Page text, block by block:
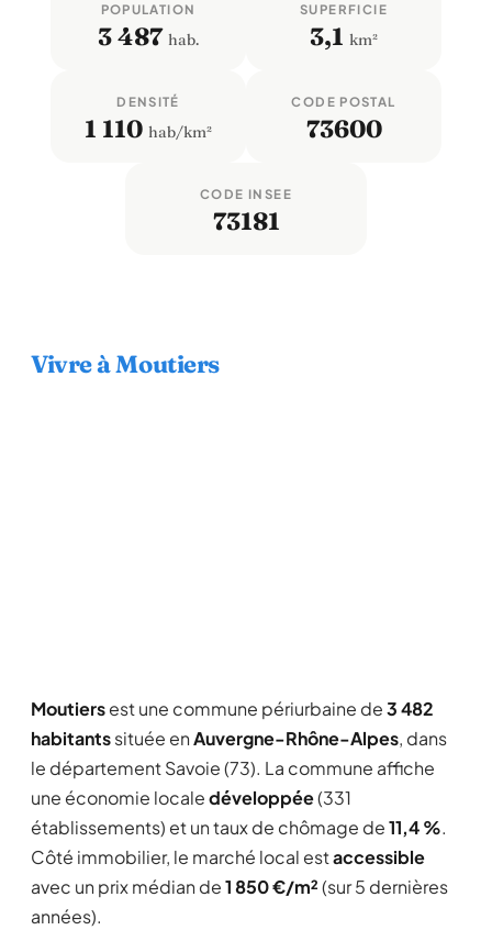
POPULATION
3 487 hab.
SUPERFICIE
3,1 km²
DENSITÉ
1 110 hab/km²
CODE POSTAL
73600
CODE INSEE
73181
Vivre à Moutiers
Moutiersest une commune périurbaine de3 482
habitantssituée enAuvergne-Rhône-Alpes, dans
le département Savoie (73). La commune affiche
une économie localedéveloppée(331
établissements) et un taux de chômage de11,4 %.
Côté immobilier, le marché local estaccessible
avec un prix médian de1 850 €/m²(sur 5 dernières
années).